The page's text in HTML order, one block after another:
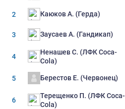
2 Каюков А. (Герда)
3 Заусаев А. (Гандикап)
4
Ненашев С. (ЛФК Coca-
Cola)
5 Берестов Е. (Червонец)
6
Терещенко П. (ЛФК Coca-
Cola)